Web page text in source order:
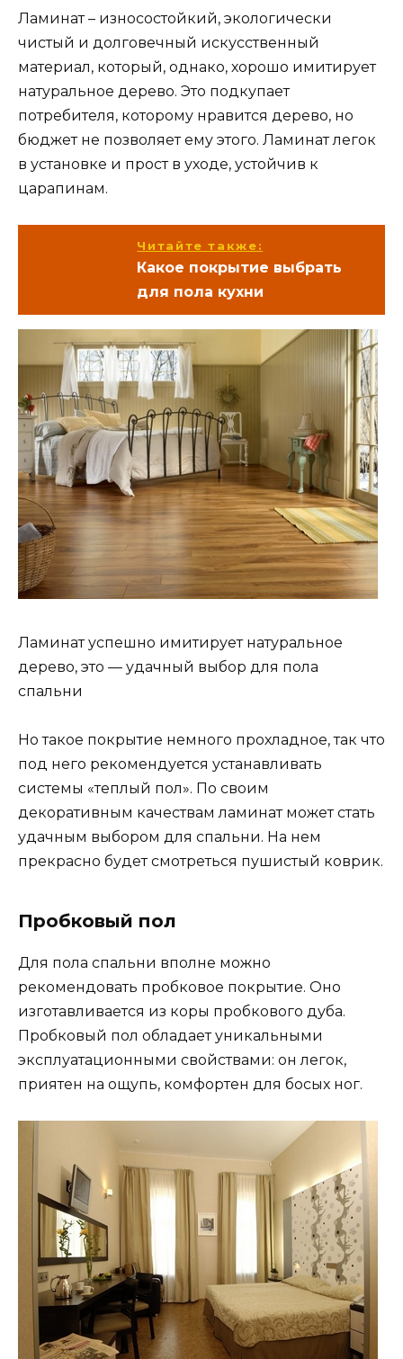
Ламинат – износостойкий, экологически
чистый и долговечный искусственный
материал, который, однако, хорошо имитирует
натуральное дерево. Это подкупает
потребителя, которому нравится дерево, но
бюджет не позволяет ему этого. Ламинат легок
в установке и прост в уходе, устойчив к
царапинам.
Читайте также:
Какое покрытие выбрать
для пола кухни
Ламинат успешно имитирует натуральное
дерево, это — удачный выбор для пола
спальни
Но такое покрытие немного прохладное, так что
под него рекомендуется устанавливать
системы «теплый пол». По своим
декоративным качествам ламинат может стать
удачным выбором для спальни. На нем
прекрасно будет смотреться пушистый коврик.
Пробковый пол
Для пола спальни вполне можно
рекомендовать пробковое покрытие. Оно
изготавливается из коры пробкового дуба.
Пробковый пол обладает уникальными
эксплуатационными свойствами: он легок,
приятен на ощупь, комфортен для босых ног.